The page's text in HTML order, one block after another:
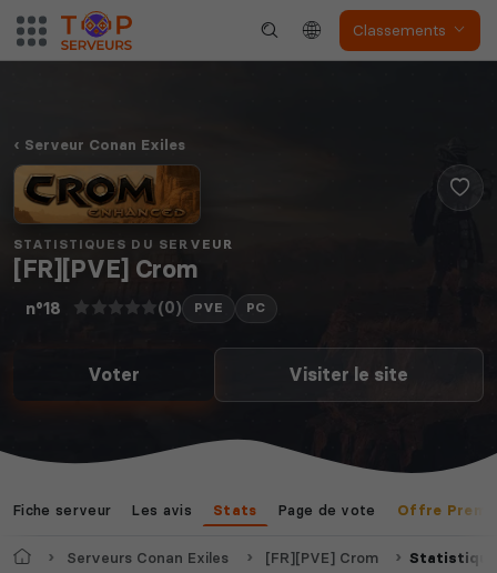
Classements
Serveur Conan Exiles
STATISTIQUES DU SERVEUR
[FR][PVE] Crom
n°18 (0) PVE PC
Voter Visiter le site
Fiche serveur Les avis Stats Page de vote Offre
AccueilServeurs Conan Exiles [FR][PVE] Crom